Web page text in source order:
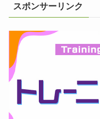
スポンサーリンク